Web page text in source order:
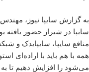
به گزارش سایپا نیوز،
سایپا در شیراز حضور یافته
منافع سایپا، سایپایدک و
همه با هم باید با اراده‌ای
می‌شود را افزایش دهیم تا